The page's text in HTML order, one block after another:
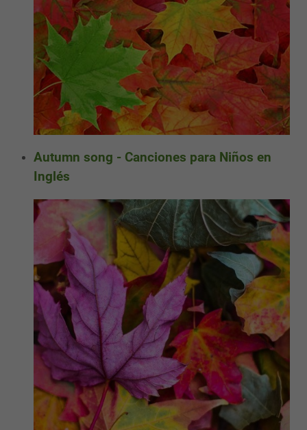
Autumn song - Canciones para Niños en
Inglés